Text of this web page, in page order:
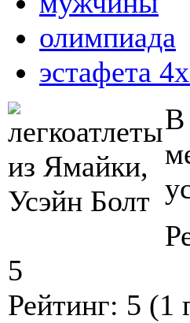
олимпиада
эстафета
В
5
Рейтинг: 5 (1